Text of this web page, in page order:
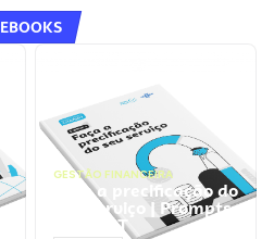
EBOOKS
GESTÃO FINANCEIRA
Faça a precificação do
seu serviço | Prompts
ChatGPT